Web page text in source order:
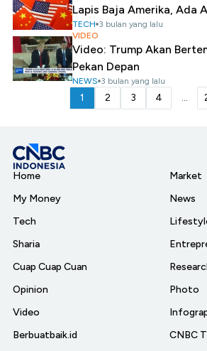
Lapis Baja Amerika, Ada
TECH 3 bulan yang lalu
VIDEO
Video: Trump Akan
Pekan Depan
NEWS 3 bulan yang lalu
1 2 3 4 ...
Home
My Money
Tech
Sharia
Cuap Cuap Cuan
Opinion
Video
Berbuatbaik.id
Market
News
Photo
CNBC